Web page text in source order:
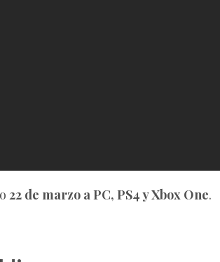
22 de marzo a PC, PS4 y Xbox One.